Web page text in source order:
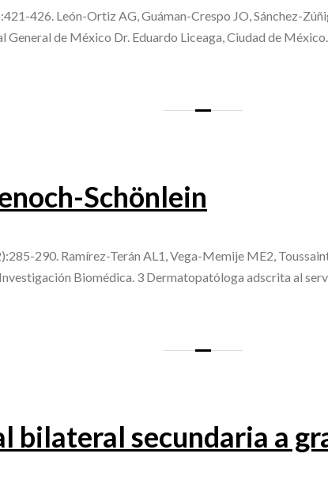
426. León-Ortiz AG, Guáman-Crespo JO, Sánchez-
de México Dr. Eduardo Liceaga, Ciudad de
Schönlein
290. Ramírez-Terán AL1, Vega-Memije ME2,
Biomédica. 3 Dermatopatóloga adscrita al
bilateral secundaria a